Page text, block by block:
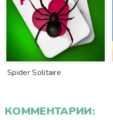
Spider Solitaire
КОММЕНТАРИИ: